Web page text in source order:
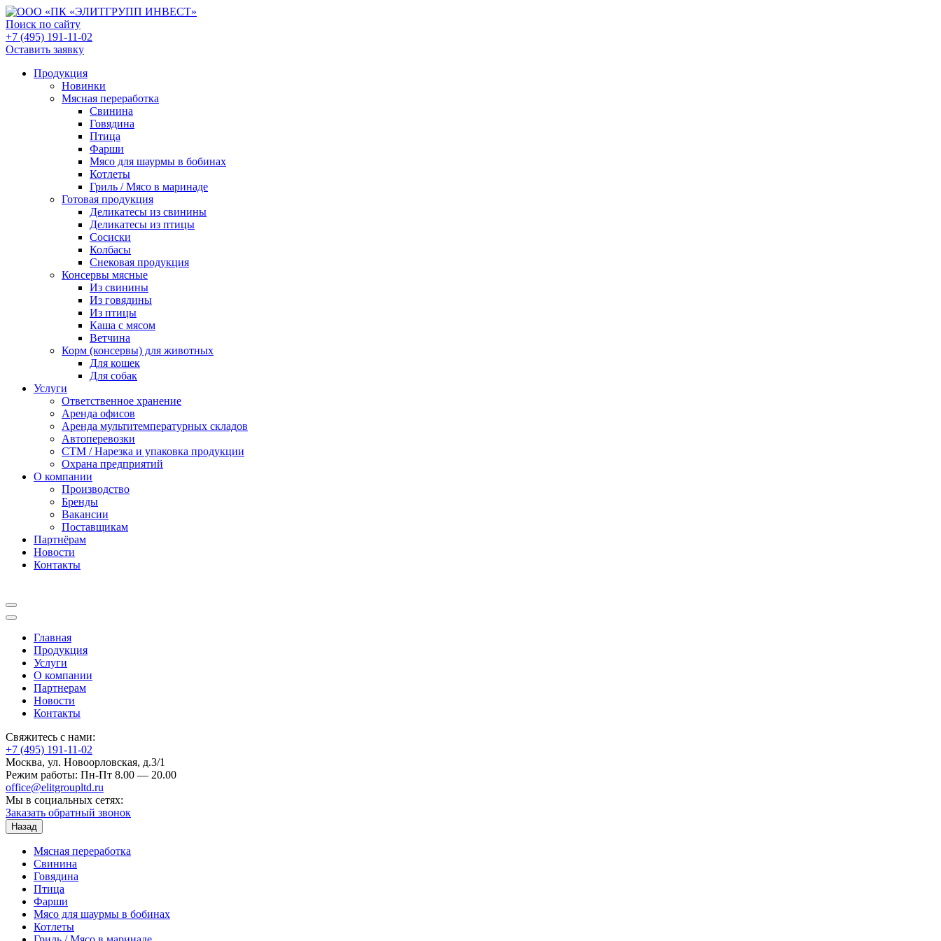
Поиск по сайту
+7 (495) 191-11-02
Оставить заявку
Продукция
Новинки
Мясная переработка
Свинина
Говядина
Птица
Фарши
Мясо для шаурмы в бобинах
Котлеты
Гриль / Мясо в маринаде
Готовая продукция
Деликатесы из свинины
Деликатесы из птицы
Сосиски
Колбасы
Снековая продукция
Консервы мясные
Из свинины
Из говядины
Из птицы
Каша с мясом
Ветчина
Корм (консервы) для животных
Для кошек
Для собак
Услуги
Ответственное хранение
Аренда офисов
Аренда мультитемпературных складов
Автоперевозки
СТМ / Нарезка и упаковка продукции
Охрана предприятий
О компании
Производство
Бренды
Вакансии
Поставщикам
Партнёрам
Новости
Контакты
Главная
Продукция
Услуги
О компании
Партнерам
Новости
Контакты
Свяжитесь с нами:
+7 (495) 191-11-02
Москва, ул. Новоорловская, д.3/1
Режим работы: Пн-Пт 8.00 — 20.00
office@elitgroupltd.ru
Мы в социальных сетях:
Заказать обратный звонок
Назад
Мясная переработка
Свинина
Говядина
Птица
Фарши
Мясо для шаурмы в бобинах
Котлеты